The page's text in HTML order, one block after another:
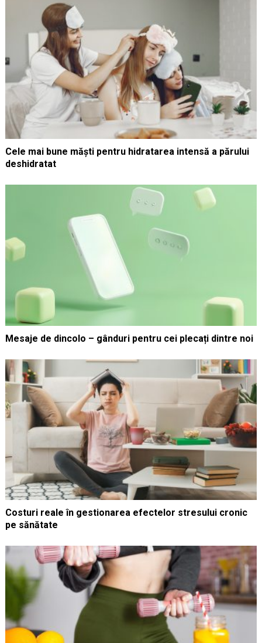
Cele mai bune măști pentru hidratarea intensă a părului
deshidratat
Mesaje de dincolo – gânduri pentru cei plecați dintre noi
Costuri reale în gestionarea efectelor stresului cronic
pe sănătate